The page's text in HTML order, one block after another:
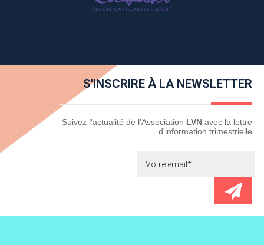
S'INSCRIRE À LA NEWSLETTER
Newsletter Suivez l'actualité de l'Association LVN avec la lettre
d'information trimestrielle